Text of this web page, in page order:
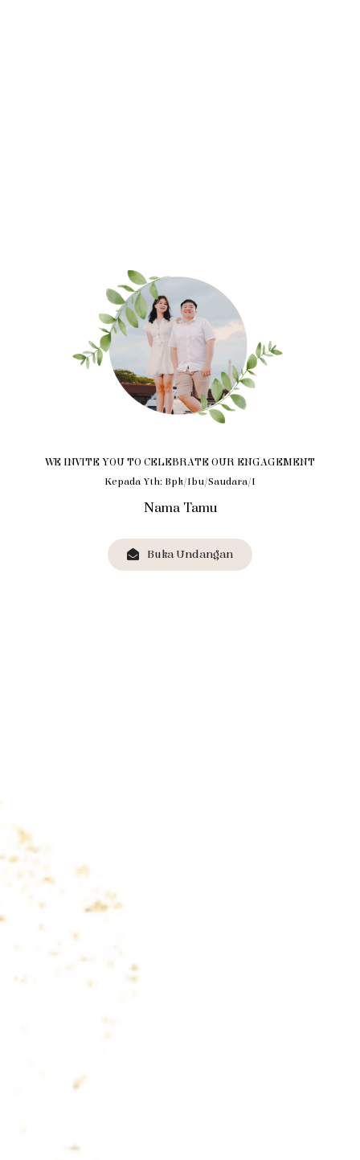
WE INVITE YOU TO CELEBRATE OUR ENGAGEMENT
Kepada Yth: Bpk/Ibu/Saudara/i
Nama Tamu
Buka Undangan